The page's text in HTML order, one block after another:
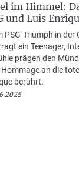
im Himmel:
und Luis
PSG-Triumph in
ein Teenager,
prägen den
Hommage an die
berührt.